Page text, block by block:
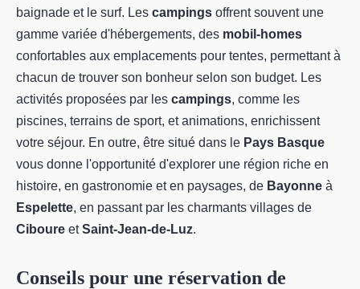
baignade et le surf. Les campings offrent souvent une
gamme variée d'hébergements, des mobil-homes
confortables aux emplacements pour tentes, permettant à
chacun de trouver son bonheur selon son budget. Les
activités proposées par les campings, comme les
piscines, terrains de sport, et animations, enrichissent
votre séjour. En outre, être situé dans le Pays Basque
vous donne l'opportunité d'explorer une région riche en
histoire, en gastronomie et en paysages, de Bayonne à
Espelette, en passant par les charmants villages de
Ciboure etSaint-Jean-de-Luz.
Conseils pour une réservation de